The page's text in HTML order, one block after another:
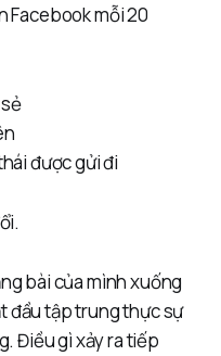
Facebook mỗi 20
được gửi đi
bài của mình xuống
đầu tập trung thực sự
Điều gì xảy ra tiếp